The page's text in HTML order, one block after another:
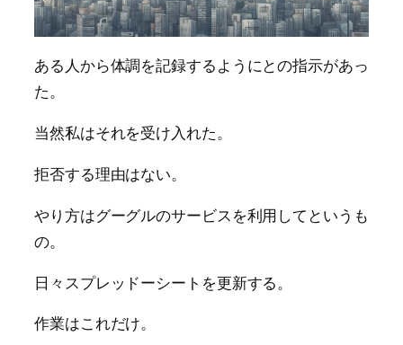
ある人から体調を記録するようにとの指示があっ
た。
当然私はそれを受け入れた。
拒否する理由はない。
やり方はグーグルのサービスを利用してというも
の。
日々スプレッドーシートを更新する。
作業はこれだけ。